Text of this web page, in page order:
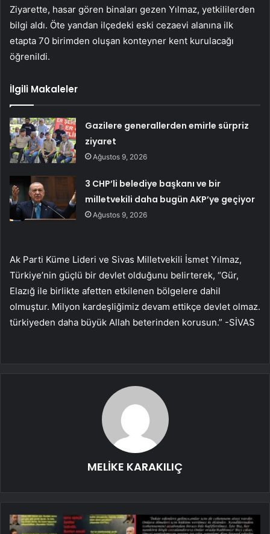
Ziyarette, hasar gören binaları gezen Yılmaz, yetkililerden
bilgi aldı. Öte yandan ilçedeki eski cezaevi alanına ilk
etapta 70 birimden oluşan konteyner kent kurulacağı
öğrenildi.
İlgili Makaleler
Gazilere generallerden emirle sürpriz
ziyaret
Ağustos 9, 2026
3 CHP’li belediye başkanı ve bir
milletvekili daha bugün AKP’ye geçiyor
Ağustos 9, 2026
Ak Parti Küme Lideri ve Sivas Milletvekili İsmet Yılmaz,
Türkiye’nin güçlü bir devlet olduğunu belirterek, “Gür,
Elazığ ile birlikte afetten etkilenen bölgelere dahil
olmuştur. Milyon kardeşliğimiz devam ettikçe devlet olmaz.
türkiyeden daha büyük Allah beterinden korusun.” -SİVAS
MELİKE KARAKILIÇ